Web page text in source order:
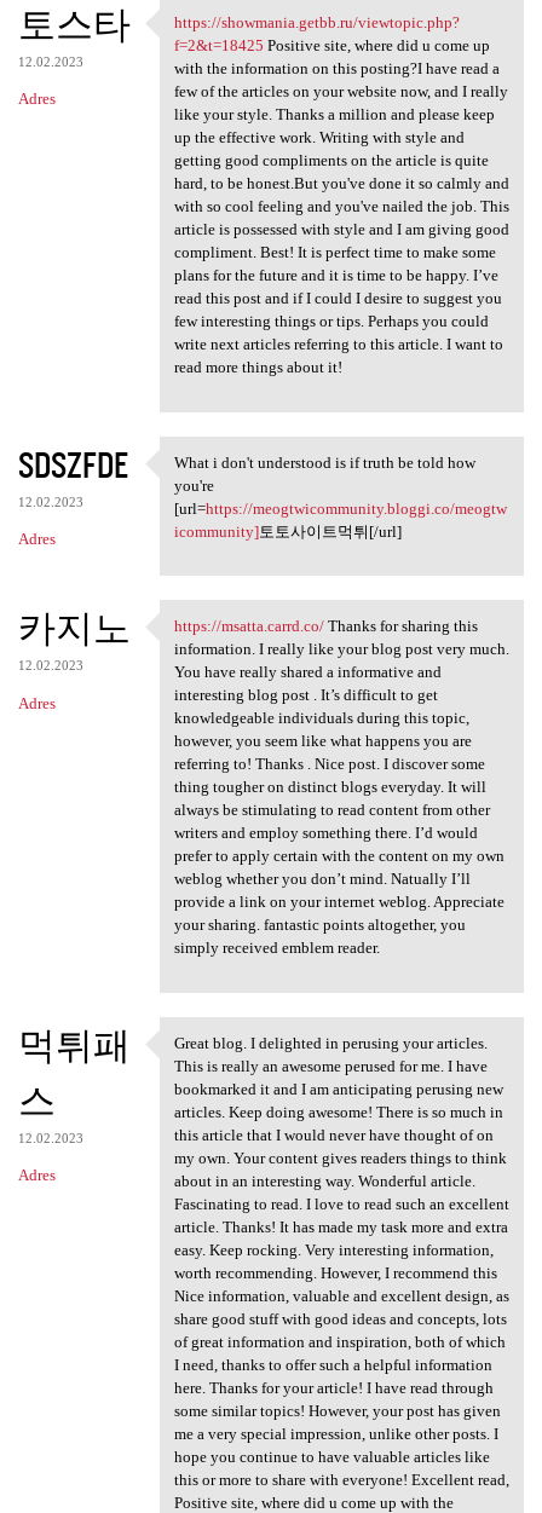
토스타
12.02.2023
Adres
https://showmania.getbb.ru
https://showmania.getbb.ru/viewtopic.php?
f=2&t=18425 Positive site, where did u come up
with the information on this posting?I have read a
few of the articles on your website now, and I really
like your style. Thanks a million and please keep
up the effective work. Writing with style and
getting good compliments on the article is quite
hard, to be honest.But you've done it so calmly and
with so cool feeling and you've nailed the job. This
article is possessed with style and I am giving good
compliment. Best! It is perfect time to make some
plans for the future and it is time to be happy. I’ve
read this post and if I could I desire to suggest you
few interesting things or tips. Perhaps you could
write next articles referring to this article. I want to
read more things about it!
SDSZFDE
12.02.2023
Adres
What i don't understood is if
What i don't understood is if truth be told how
you're
[url=https://meogtwicommunity.bloggi.co/meogtw
icommunity]토토사이트먹튀[/url]
카지노
12.02.2023
Adres
https://msatta.carrd.co/
https://msatta.carrd.co/Thanks for sharing this
information. I really like your blog post very much.
You have really shared a informative and
interesting blog post . It’s difficult to get
knowledgeable individuals during this topic,
however, you seem like what happens you are
referring to! Thanks . Nice post. I discover some
thing tougher on distinct blogs everyday. It will
always be stimulating to read content from other
writers and employ something there. I’d would
prefer to apply certain with the content on my own
weblog whether you don’t mind. Natually I’ll
provide a link on your internet weblog. Appreciate
your sharing. fantastic points altogether, you
simply received emblem reader.
먹튀패
스
12.02.2023
Adres
Great blog. I delighted in
Great blog. I delighted in perusing your articles.
This is really an awesome perused for me. I have
bookmarked it and I am anticipating perusing new
articles. Keep doing awesome! There is so much in
this article that I would never have thought of on
my own. Your content gives readers things to think
about in an interesting way. Wonderful article.
Fascinating to read. I love to read such an excellent
article. Thanks! It has made my task more and extra
easy. Keep rocking. Very interesting information,
worth recommending. However, I recommend this
Nice information, valuable and excellent design, as
share good stuff with good ideas and concepts, lots
of great information and inspiration, both of which
I need, thanks to offer such a helpful information
here. Thanks for your article! I have read through
some similar topics! However, your post has given
me a very special impression, unlike other posts. I
hope you continue to have valuable articles like
this or more to share with everyone! Excellent read,
Positive site, where did u come up with the